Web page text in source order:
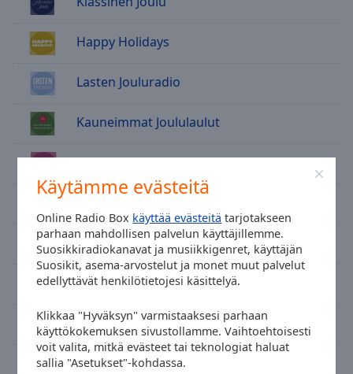
Käytämme evästeitä
Online Radio Box käyttää evästeitä tarjotakseen
parhaan mahdollisen palvelun käyttäjillemme.
Suosikkiradiokanavat ja musiikkigenret, käyttäjän
Suosikit, asema-arvostelut ja monet muut palvelut
edellyttävät henkilötietojesi käsittelyä.
Klikkaa "Hyväksyn" varmistaaksesi parhaan
käyttökokemuksen sivustollamme. Vaihtoehtoisesti
voit valita, mitkä evästeet tai teknologiat haluat
sallia "Asetukset"-kohdassa.
close
window.
Color
Background
Caption
Happy Holidays
Lasten Jouluradio
Kauneimmat Joululaulut
PopJoulu
Classic Hits
Groove FM
Radio SuomiPop
Radio Rock